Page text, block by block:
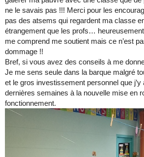
ne le savais pas !!! Merci pour les
pas des atsems qui regardent ma classe
étrangement que les profs…
me comprend me soutient mais ce n’est
dommage !!
Bref, si vous avez des conseils à me
Je me sens seule dans la barque malgré
et le gros investissement personnel que
dernières semaines à la nouvelle mise en
fonctionnement.